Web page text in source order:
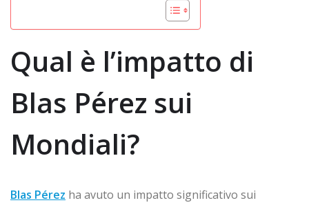
Qual è l’impatto di
Blas Pérez sui
Mondiali?
Blas Pérez ha avuto un impatto significativo sui